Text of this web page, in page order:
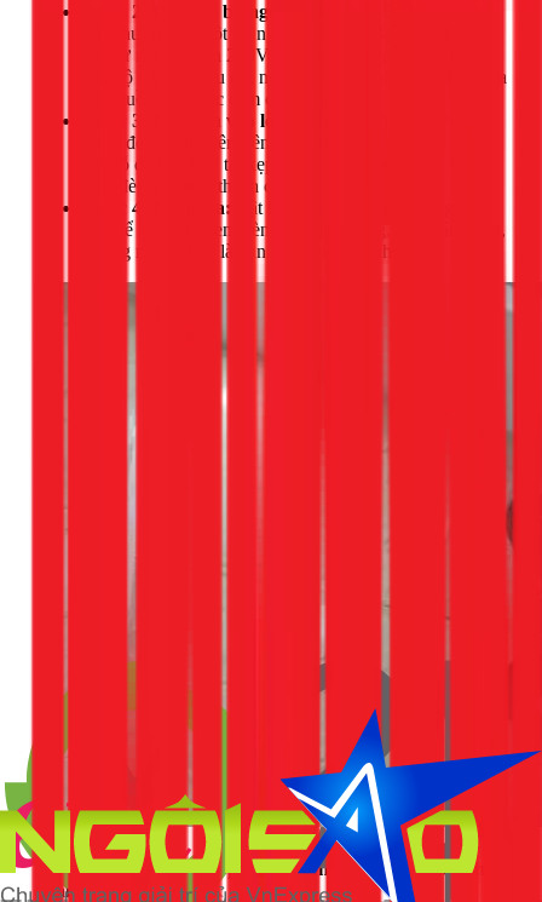
Bước 2: Đấu nối bộ nguồn (Driver):
trần thường có một bộ nguồn đi kèm. Bạn cần đấu 2
dây từ nguồn điện 220V của gia đình vào phần
của bộ nguồn. Sau đó, nối giắc cắm ở phần
của
bộ nguồn vào giắc cắm của đèn.
Bước 3: Lắp đèn vào lỗ:
hông đèn hướng lên trên, sau đó nhẹ nhàng đẩy đèn
vào lỗ đã khoét. 2 tai kẹp sẽ tự động bung ra và giữ
chặt đèn vào trần thạch cao.
Bước 4: Kiểm tra:
Bật lại cầu dao tổng và công tắc
đèn để kiểm tra xem đèn có sáng không. Đèn sáng đều,
không nhấp nháy là bạn đã lắp đặt thành công.
3.2. Cách Đấu Đèn Tuýp LED (Tận dụng máng huỳnh
quang cũ)